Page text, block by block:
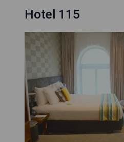
Hotel 115